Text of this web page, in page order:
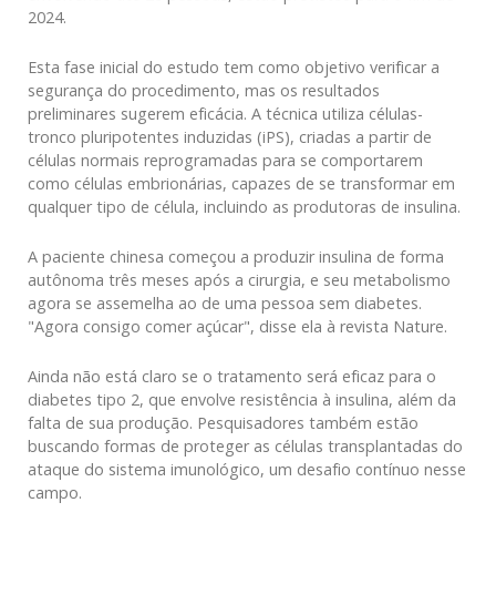
2024.
Esta fase inicial do estudo tem como objetivo verificar a
segurança do procedimento, mas os resultados
preliminares sugerem eficácia. A técnica utiliza células-
tronco pluripotentes induzidas (iPS), criadas a partir de
células normais reprogramadas para se comportarem
como células embrionárias, capazes de se transformar em
qualquer tipo de célula, incluindo as produtoras de insulina.
A paciente chinesa começou a produzir insulina de forma
autônoma três meses após a cirurgia, e seu metabolismo
agora se assemelha ao de uma pessoa sem diabetes.
"Agora consigo comer açúcar", disse ela à revista Nature.
Ainda não está claro se o tratamento será eficaz para o
diabetes tipo 2, que envolve resistência à insulina, além da
falta de sua produção. Pesquisadores também estão
buscando formas de proteger as células transplantadas do
ataque do sistema imunológico, um desafio contínuo nesse
campo.